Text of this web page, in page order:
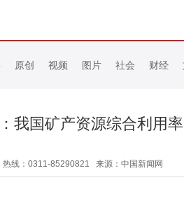
原创 视频 图片 社会 财经
我国矿产资源综合利用
热线：0311-85290821 来源：中国新闻网